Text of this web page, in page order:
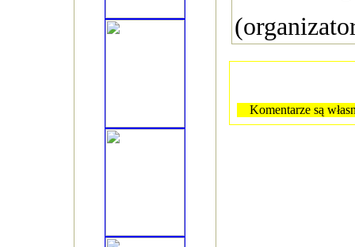
Komentarze są